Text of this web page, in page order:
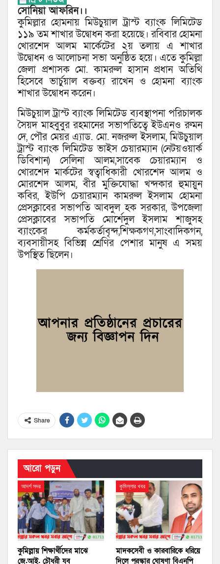
সোনিয়া আফরিন।।
কুমিল্লার হোমনায় মিউচু্য়াল ট্রাস্ট ব্যাংক লিমিটেড
১১৯ তম শাখার উদ্বোধন করা হয়েছে। রবিবার হোমনা
খোরশেদ আলম মার্কেটের ২য় তলায় এ শাখার
উদ্বোধন ও আলোচনা সভা অনুষ্ঠিত হয়ে। এতে কুমিল্লা
জেলা প্রশাসক মো. কামরুল হাসান প্রধান অতিথি
হিসেবে ভার্চুয়াল বক্তব্য রাখেন ও হোমনা ব্যাংক
শাখার উদ্বোধন করেন।
মিউচু্য়াল ট্রাস্ট ব্যাংক লিমিটেড ব্যবস্থাপনা পরিচালক
সৈয়দ মাহবুবুর রহমানের সভাপতিত্বে ইউএনও রুমন
দে, পৌর মেয়র এ্যাড. মো. নজরুল ইসলাম, মিউচু্য়াল
ট্রাস্ট ব্যাংক লিমিটেড ভাইস চেয়ারম্যান (নেটয়ওয়ার্ক
ডিবিশান) সেলিনা আলম,সাবেক চেয়ারম্যান ও
খোরশেদ মার্কটের স্বত্বাধিকারী খোরশেদ আলম ও
মোরশেদ আলম, বীর মুক্তিযোদ্ধা খন্দকার হুমায়ুন
কবির, ইউপি চেয়ারম্যান কামরুল ইসলাম হোমনা
প্রেসক্লাবের সভাপতি আবদুল হক সরকার, উপজেলা
প্রেসক্লাবের সভাপতি মোর্শেদুল ইসলাম শাজুসহ
ব্যাংকের কর্মকর্তাবৃন্দ,শিক্ষকগণ,সাংবাদিকগন,
ব্যবসায়ীসহ বিভিন্ন শ্রেণির পেশার মানুষ এ সময়
উপস্থিত ছিলেন।
Share
আরো পড়ুন
আদর্শ সদর
কুমিল্লায় শিক্ষার্থীদের মাঝে
জে.আই. চৌধুরী যুব
কুমিল্লার খবর
মাদকসেবী ও কারবারিকে ধরিয়ে
দিলে পুরস্কার ঘোষণা বিএনপি